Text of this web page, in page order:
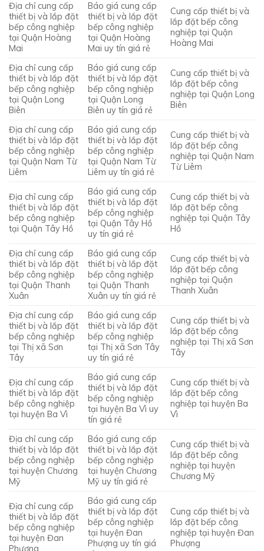
Địa chỉ cung cấp
thiết bị và lắp đặt
bếp công nghiệp
tại Quận Hoàng
Mai
Báo giá cung cấp
thiết bị và lắp đặt
bếp công nghiệp
tại Quận Hoàng
Mai uy tín giá rẻ
Cung cấp thiết bị và
lắp đặt bếp công
nghiệp tại Quận
Hoàng Mai
Địa chỉ cung cấp
thiết bị và lắp đặt
bếp công nghiệp
tại Quận Long
Biên
Báo giá cung cấp
thiết bị và lắp đặt
bếp công nghiệp
tại Quận Long
Biên uy tín giá rẻ
Cung cấp thiết bị và
lắp đặt bếp công
nghiệp tại Quận Long
Biên
Địa chỉ cung cấp
thiết bị và lắp đặt
bếp công nghiệp
tại Quận Nam Từ
Liêm
Báo giá cung cấp
thiết bị và lắp đặt
bếp công nghiệp
tại Quận Nam Từ
Liêm uy tín giá rẻ
Cung cấp thiết bị và
lắp đặt bếp công
nghiệp tại Quận Nam
Từ Liêm
Địa chỉ cung cấp
thiết bị và lắp đặt
bếp công nghiệp
tại Quận Tây Hồ
Báo giá cung cấp
thiết bị và lắp đặt
bếp công nghiệp
tại Quận Tây Hồ
uy tín giá rẻ
Cung cấp thiết bị và
lắp đặt bếp công
nghiệp tại Quận Tây
Hồ
Địa chỉ cung cấp
thiết bị và lắp đặt
bếp công nghiệp
tại Quận Thanh
Xuân
Báo giá cung cấp
thiết bị và lắp đặt
bếp công nghiệp
tại Quận Thanh
Xuân uy tín giá rẻ
Cung cấp thiết bị và
lắp đặt bếp công
nghiệp tại Quận
Thanh Xuân
Địa chỉ cung cấp
thiết bị và lắp đặt
bếp công nghiệp
tại Thị xã Sơn
Tây
Báo giá cung cấp
thiết bị và lắp đặt
bếp công nghiệp
tại Thị xã Sơn Tây
uy tín giá rẻ
Cung cấp thiết bị và
lắp đặt bếp công
nghiệp tại Thị xã Sơn
Tây
Địa chỉ cung cấp
thiết bị và lắp đặt
bếp công nghiệp
tại huyện Ba Vì
Báo giá cung cấp
thiết bị và lắp đặt
bếp công nghiệp
tại huyện Ba Vì uy
tín giá rẻ
Cung cấp thiết bị và
lắp đặt bếp công
nghiệp tại huyện Ba
Vì
Địa chỉ cung cấp
thiết bị và lắp đặt
bếp công nghiệp
tại huyện Chương
Mỹ
Báo giá cung cấp
thiết bị và lắp đặt
bếp công nghiệp
tại huyện Chương
Mỹ uy tín giá rẻ
Cung cấp thiết bị và
lắp đặt bếp công
nghiệp tại huyện
Chương Mỹ
Địa chỉ cung cấp
thiết bị và lắp đặt
bếp công nghiệp
tại huyện Đan
Phượng
Báo giá cung cấp
thiết bị và lắp đặt
bếp công nghiệp
tại huyện Đan
Phượng uy tín giá
Cung cấp thiết bị và
lắp đặt bếp công
nghiệp tại huyện Đan
Phượng